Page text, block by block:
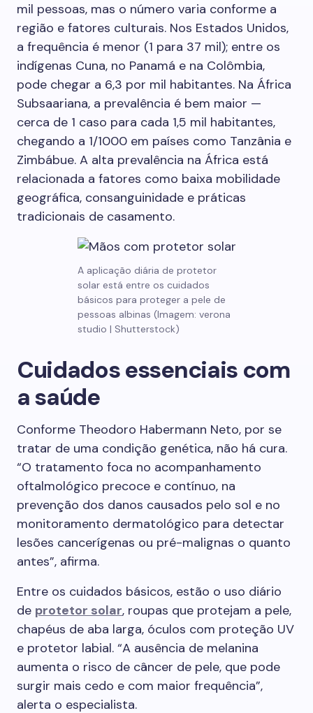
mil pessoas, mas o número varia conforme a
região e fatores culturais. Nos Estados Unidos,
a frequência é menor (1 para 37 mil); entre os
indígenas Cuna, no Panamá e na Colômbia,
pode chegar a 6,3 por mil habitantes. Na África
Subsaariana, a prevalência é bem maior —
cerca de 1 caso para cada 1,5 mil habitantes,
chegando a 1/1000 em países como Tanzânia e
Zimbábue. A alta prevalência na África está
relacionada a fatores como baixa mobilidade
geográfica, consanguinidade e práticas
tradicionais de casamento.
A aplicação diária de protetor
solar está entre os cuidados
básicos para proteger a pele de
pessoas albinas (Imagem: verona
studio | Shutterstock)
Cuidados essenciais com
a saúde
Conforme Theodoro Habermann Neto, por se
tratar de uma condição genética, não há cura.
“O tratamento foca no acompanhamento
oftalmológico precoce e contínuo, na
prevenção dos danos causados pelo sol e no
monitoramento dermatológico para detectar
lesões cancerígenas ou pré-malignas o quanto
antes”, afirma.
Entre os cuidados básicos, estão o uso diário
de protetor solar, roupas que protejam a pele,
chapéus de aba larga, óculos com proteção UV
e protetor labial. “A ausência de melanina
aumenta o risco de câncer de pele, que pode
surgir mais cedo e com maior frequência”,
alerta o especialista.